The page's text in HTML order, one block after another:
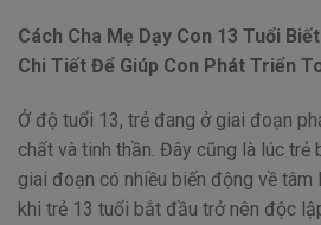
Cách Cha Mẹ Dạy Con 13 Tuổi
Chi Tiết Để Giúp Con Phát Triển
Ở độ tuổi 13, trẻ đang ở giai đoạn
chất và tinh thần. Đây cũng là lúc trẻ
giai đoạn có nhiều biến động về
khi trẻ 13 tuổi bắt đầu trở nên độc